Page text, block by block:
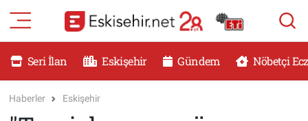
Seri İlan Eskişehir Gündem Nöbetçi
Haberler Eskişehir
RESMİ İLANLAR
Eskişehir Nöbetçi Eczaneler